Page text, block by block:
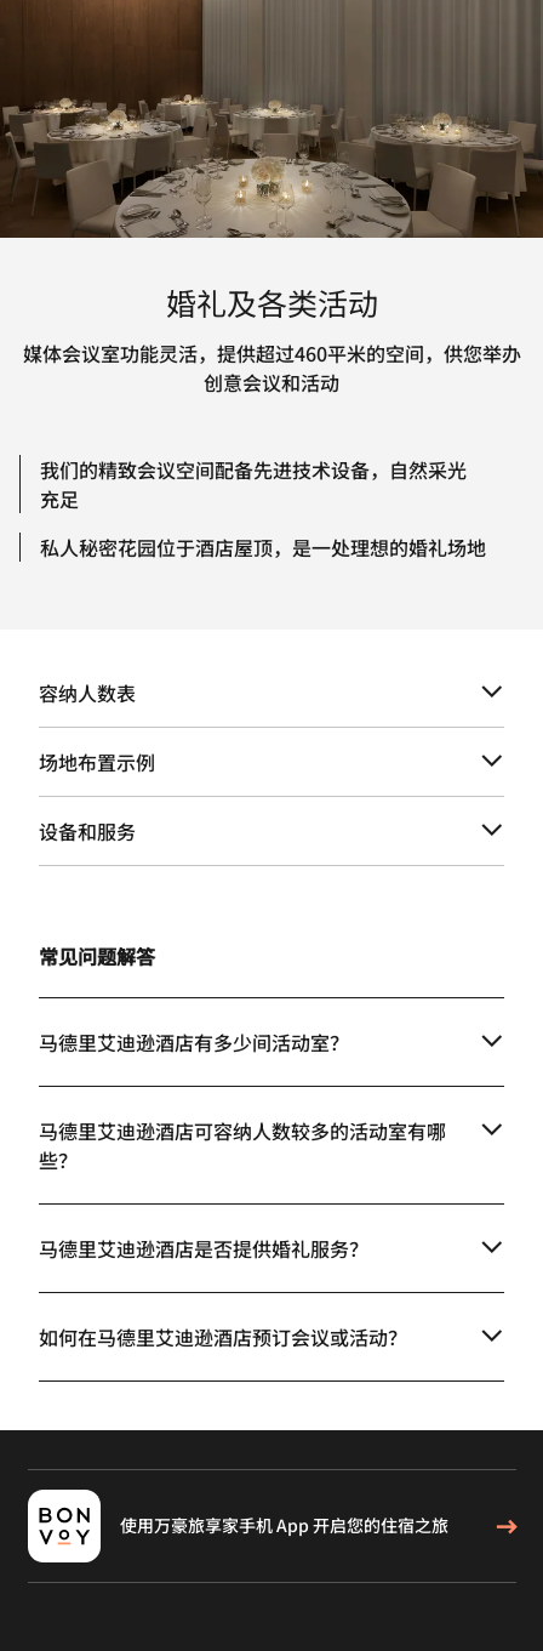
婚礼及各类活动
媒体会议室功能灵活，提供超过460平米的空间，供您举办
创意会议和活动
我们的精致会议空间配备先进技术设备，自然采光
充足
私人秘密花园位于酒店屋顶，是一处理想的婚礼场地
容纳人数表
场地布置示例
设备和服务
常见问题解答
马德里艾迪逊酒店有多少间活动室？
马德里艾迪逊酒店可容纳人数较多的活动室有哪
些？
马德里艾迪逊酒店是否提供婚礼服务？
如何在马德里艾迪逊酒店预订会议或活动？
使用万豪旅享家手机 App 开启您的住宿之旅